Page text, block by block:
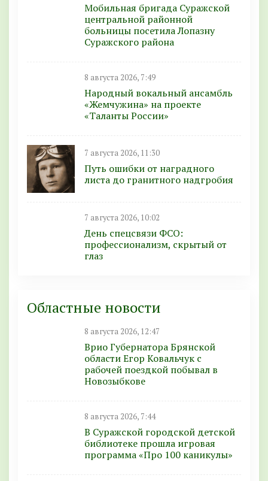
Мобильная бригада Суражской
центральной районной
больницы посетила Лопазну
Суражского района
8 августа 2026, 7:49
Народный вокальный ансамбль
«Жемчужина» на проекте
«Таланты России»
7 августа 2026, 11:30
Путь ошибки от наградного
листа до гранитного надгробия
7 августа 2026, 10:02
День спецсвязи ФСО:
профессионализм, скрытый от
глаз
Областные новости
8 августа 2026, 12:47
Врио Губернатора Брянской
области Егор Ковальчук с
рабочей поездкой побывал в
Новозыбкове
8 августа 2026, 7:44
В Суражской городской детской
библиотеке прошла игровая
программа «Про 100 каникулы»